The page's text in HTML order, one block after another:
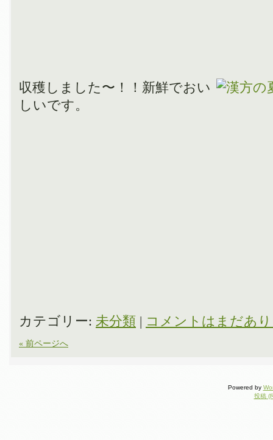
収穫しました〜！！新鮮でおい
しいです。
カテゴリー: 未分類 コメントはまだあ
« 前ページへ
Powered by
投稿